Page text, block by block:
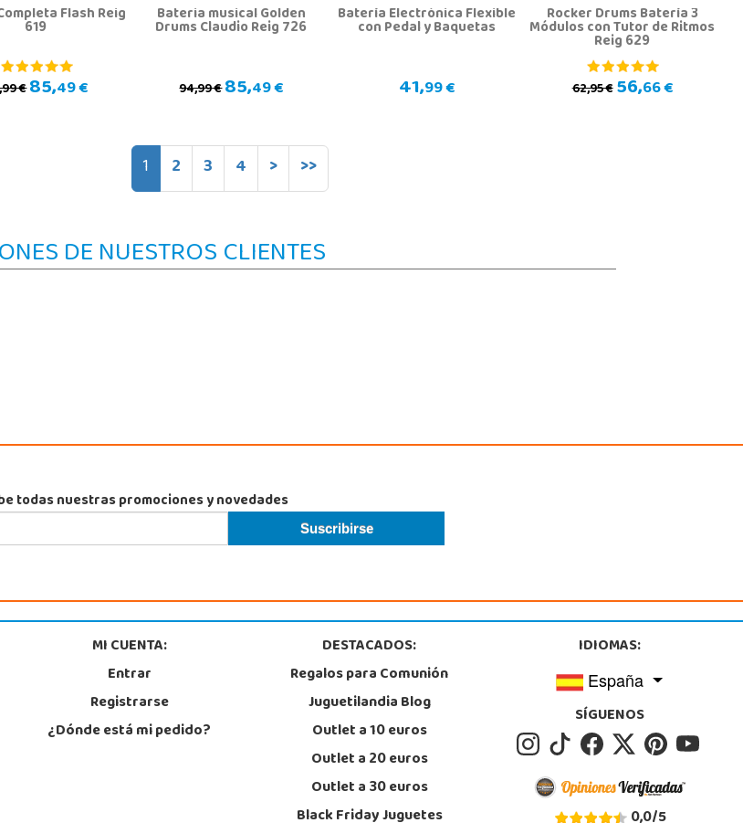
Flash Reig
619
€85,49 €
Bateria musical Golden
Drums Claudio Reig 726
94,99 €85,49 €
Batería Electrónica Flexible
con Pedal y Baquetas
41,99 €
Rocker Drums Batería 3
Módulos con Tutor de Ritmos
Reig 629
62,95 €56,66 €
1 2 3 4 > >>
DE NUESTROS CLIENTES
todas nuestras promociones y novedades
MI CUENTA:
Entrar
Registrarse
¿Dónde está mi pedido?
DESTACADOS:
Regalos para Comunión
Juguetilandia Blog
Outlet a 10 euros
Outlet a 20 euros
Outlet a 30 euros
Black Friday Juguetes
IDIOMAS:
España
SÍGUENOS